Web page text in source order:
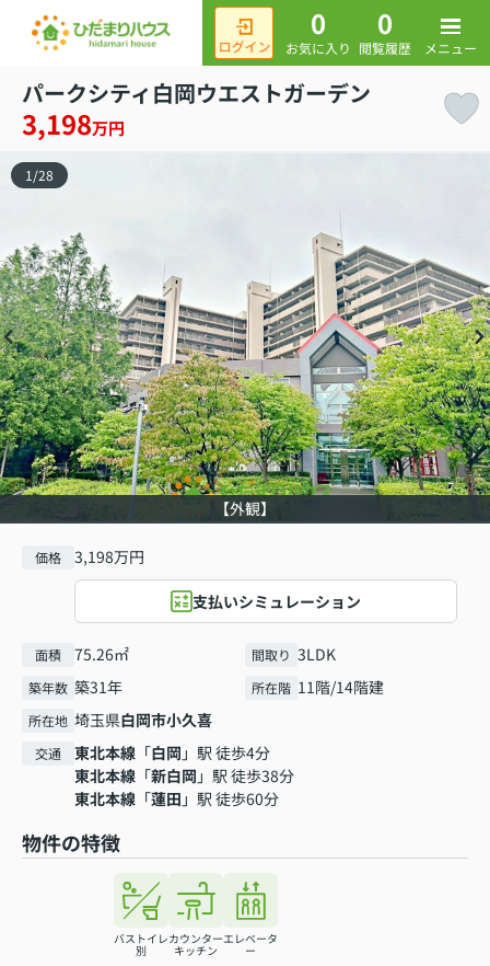
0
お気に入り
0
閲覧履歴 メニュー
パークシティ白岡ウエストガーデン
3,198万円
【外観】
1 /28
価格 3,198万円
支払いシミュレーション
面積 75.26㎡ 間取り 3LDK
築年数 築31年 所在階 11階/14階建
所在地 埼玉県白岡市小久喜
交通 東北本線 「白岡 」駅 徒歩4分
東北本線 「新白岡 」駅 徒歩38分
東北本線 「蓮田 」駅 徒歩60分
物件の特徴
バストイレ
別
カウンター
キッチン
エレベータ
ー